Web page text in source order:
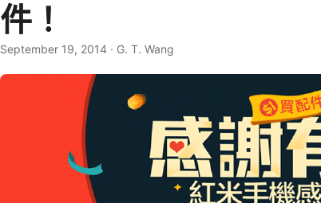
件！
September 19, 2014 · G. T. Wang